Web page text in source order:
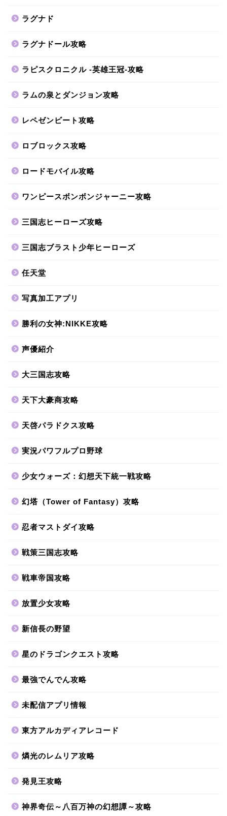
ラグナド
ラグナドール攻略
ラピスクロニクル -英雄王冠-攻略
ラムの泉とダンジョン攻略
レペゼンビート攻略
ロブロックス攻略
ロードモバイル攻略
ワンピースボンボンジャーニー攻略
三国志ヒーローズ攻略
三国志ブラスト少年ヒーローズ
任天堂
写真加工アプリ
勝利の女神:NIKKE攻略
声優紹介
大三国志攻略
天下大豪商攻略
天啓パラドクス攻略
実況パワフルプロ野球
少女ウォーズ：幻想天下統一戦攻略
幻塔（Tower of Fantasy）攻略
忍者マストダイ攻略
戦策三国志攻略
戦車帝国攻略
放置少女攻略
新信長の野望
星のドラゴンクエスト攻略
最強でんでん攻略
未配信アプリ情報
東方アルカディアレコード
燐光のレムリア攻略
発見王攻略
神界奇伝～八百万神の幻想譚～攻略